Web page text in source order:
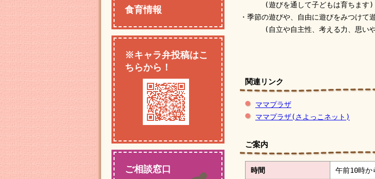
(遊びを通して子どもは育ちます)
・季節の遊びや、自由に遊びをみつけて
(自立や自主性、考える力、思いや
関連リンク
ママプラザ
ママプラザ(さよっこネット)
ご案内
時間 午前10時か
食育情報
※キャラ弁投稿はこ
ちらから！
ご相談窓口